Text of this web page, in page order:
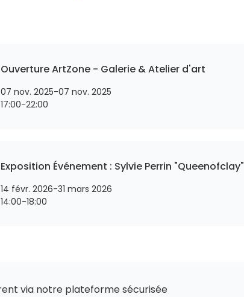
Ouverture ArtZone - Galerie & Atelier d'art
07 nov. 2025-07 nov. 2025
17:00-22:00
Exposition Événement : Sylvie Perrin "Queenofclay"
14 févr. 2026-31 mars 2026
14:00-18:00
via notre plateforme sécurisée